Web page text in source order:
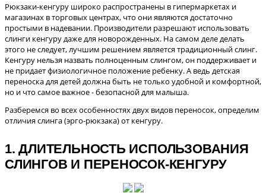
Рюкзаки-кенгуру широко распространены в гипермаркетах и
магазинах в торговых центрах, что они являются достаточно
простыми в надевании. Производители разрешают использовать
слинги кенгуру даже для новорожденных. На самом деле делать
этого не следует, лучшим решением является традиционный слинг.
Кенгуру нельзя назвать полноценным слингом, он поддерживает и
не придает физиологичное положение ребенку. А ведь детская
переноска для детей должна быть не только удобной и комфортной,
но и что самое важное - безопасной для малыша.
Разберемся во всех особенностях двух видов переносок, определим
отличия слинга (эрго-рюкзака) от кенгуру.
1. ДЛИТЕЛЬНОСТЬ ИСПОЛЬЗОВАНИЯ
СЛИНГОВ И ПЕРЕНОСОК-КЕНГУРУ